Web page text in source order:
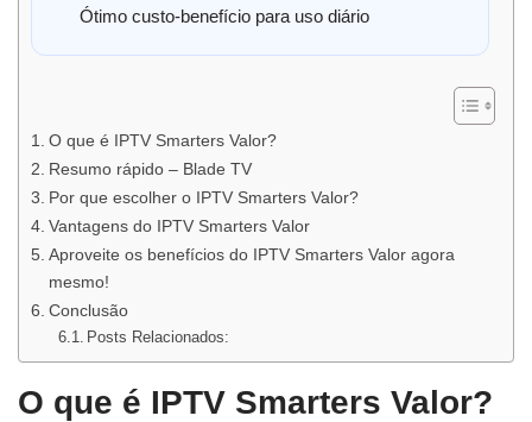
Ótimo custo-benefício para uso diário
O que é IPTV Smarters Valor?
Resumo rápido – Blade TV
Por que escolher o IPTV Smarters Valor?
Vantagens do IPTV Smarters Valor
Aproveite os benefícios do IPTV Smarters Valor agora
mesmo!
Conclusão
Posts Relacionados:
O que é IPTV Smarters Valor?